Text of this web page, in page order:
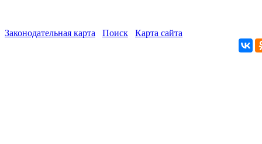
Законодательная карта Поиск Карта сайта